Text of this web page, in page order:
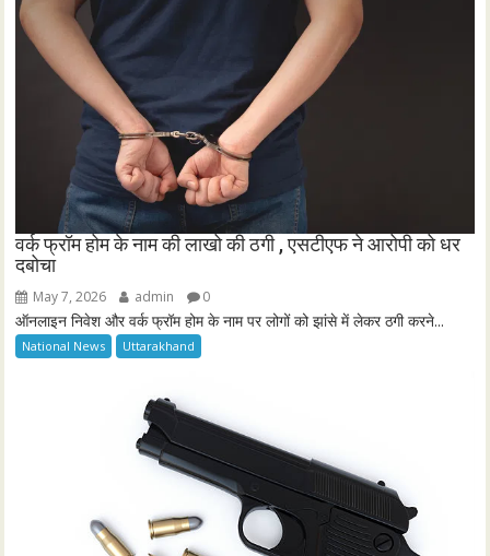
वर्क फ्रॉम होम के नाम की लाखो की ठगी , एसटीएफ ने आरोपी को धर
दबोचा
May 7, 2026 admin 0
ऑनलाइन निवेश और वर्क फ्रॉम होम के नाम पर लोगों को झांसे में लेकर ठगी करने...
National News Uttarakhand